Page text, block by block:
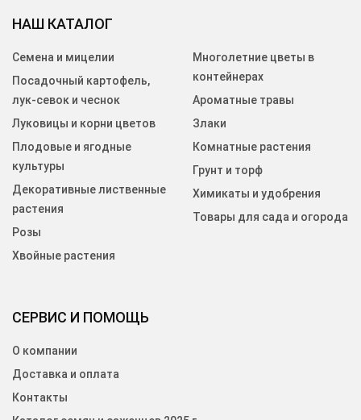
СЕРВИС И ПОМОЩЬ
О компании
Доставка и оплата
Контакты
НАШ КАТАЛОГ
Семена и мицелии
Посадочный картофель,
лук-севок и чеснок
Луковицы и корни цветов
Плодовые и ягодные
культуры
Декоративные лиственные
растения
Розы
Хвойные растения
Многолетние цветы в
контейнерах
Ароматные травы
Злаки
Комнатные растения
Грунт и торф
Химикаты и удобрения
Товары для сада и огорода